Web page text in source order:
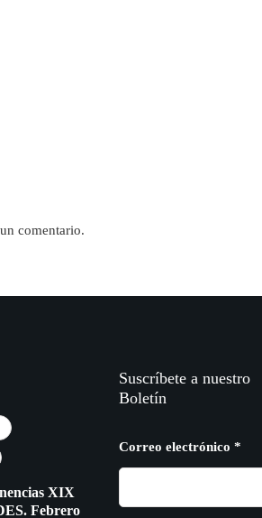
comentario.
XIX
Febrero
Suscríbete a nuestro
Boletín
Correo electrónico *